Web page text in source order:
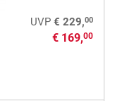
UVP € 229,00
€ 169,00